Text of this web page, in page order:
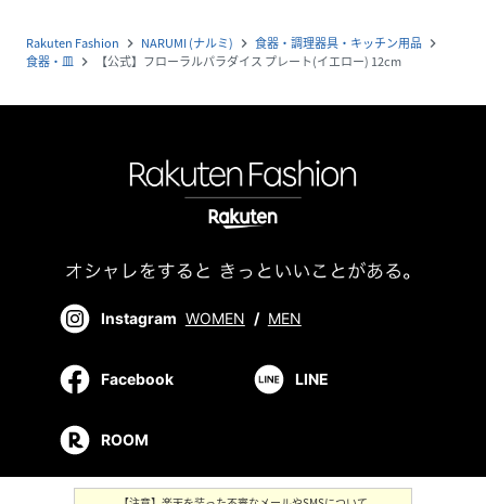
Rakuten Fashion navigate_next NARUMI (ナルミ) navigate_next 食器・調理器具・キッチン用品 navigate_next
食器・皿 navigate_next 【公式】フローラルパラダイス プレート(イエロー) 12cm
Instagram WOMEN / MEN
Facebook LINE
ROOM